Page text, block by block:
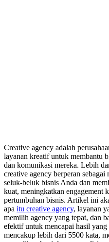
Creative agency adalah
layanan kreatif untuk membantu
dan komunikasi mereka. Lebih
creative agency berperan
seluk-beluk bisnis Anda dan
kuat, meningkatkan engagement
pertumbuhan bisnis. Artikel ini
apa itu creative agency, layanan
memilih agency yang tepat, dan
efektif untuk mencapai hasil
mencakup lebih dari 5500 kata,